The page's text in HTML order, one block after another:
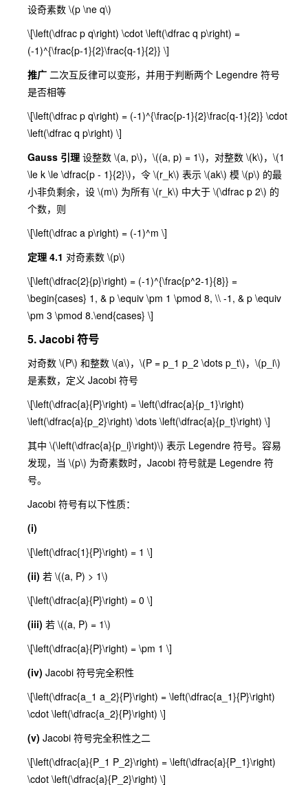
设奇素数 \(p \ne q\)
\[\left(\dfrac p q\right) \cdot \left(\dfrac q p\right) =
(-1)^{\frac{p-1}{2}\frac{q-1}{2}} \]
推广 二次互反律可以变形，并用于判断两个 Legendre 符号
是否相等
\[\left(\dfrac p q\right) = (-1)^{\frac{p-1}{2}\frac{q-1}{2}} \cdot
\left(\dfrac q p\right) \]
Gauss 引理 设整数 \(a, p\)， \((a, p) = 1\)，对整数 \(k\)， \(1
\le k \le \dfrac{p - 1}{2}\)，令 \(r_k\) 表示 \(ak\) 模 \(p\) 的最
小非负剩余，设 \(m\) 为所有 \(r_k\) 中大于 \(\dfrac p 2\) 的
个数，则
\[\left(\dfrac a p\right) = (-1)^m \]
定理 4.1 对奇素数 \(p\)
\[\left(\dfrac{2}{p}\right) = (-1)^{\frac{p^2-1}{8}} =
\begin{cases} 1, & p \equiv \pm 1 \pmod 8, \\ -1, & p \equiv
\pm 3 \pmod 8.\end{cases} \]
5. Jacobi 符号
对奇数 \(P\) 和整数 \(a\)， \(P = p_1 p_2 \dots p_t\)， \(p_i\)
是素数，定义 Jacobi 符号
\[\left(\dfrac{a}{P}\right) = \left(\dfrac{a}{p_1}\right)
\left(\dfrac{a}{p_2}\right) \dots \left(\dfrac{a}{p_t}\right) \]
其中 \(\left(\dfrac{a}{p_i}\right)\) 表示 Legendre 符号。容易
发现，当 \(p\) 为奇素数时，Jacobi 符号就是 Legendre 符
号。
Jacobi 符号有以下性质：
(i)
\[\left(\dfrac{1}{P}\right) = 1 \]
(ii) 若 \((a, P) > 1\)
\[\left(\dfrac{a}{P}\right) = 0 \]
(iii) 若 \((a, P) = 1\)
\[\left(\dfrac{a}{P}\right) = \pm 1 \]
(iv) Jacobi 符号完全积性
\[\left(\dfrac{a_1 a_2}{P}\right) = \left(\dfrac{a_1}{P}\right)
\cdot \left(\dfrac{a_2}{P}\right) \]
(v) Jacobi 符号完全积性之二
\[\left(\dfrac{a}{P_1 P_2}\right) = \left(\dfrac{a}{P_1}\right)
\cdot \left(\dfrac{a}{P_2}\right) \]